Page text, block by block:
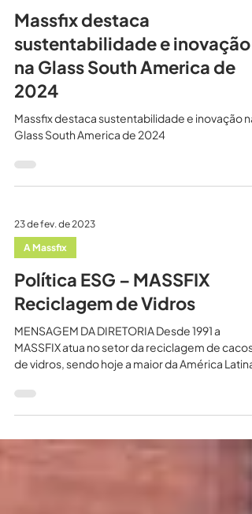
Projetos
Massfix destaca
sustentabilidade e inovação
na Glass South America de
2024
Glass South America de 2024
23 de fev. de 2023
A Massfix
Política ESG – MASSFIX
Reciclagem de Vidros
MENSAGEM DA DIRETORIA Desde 1991 a
de vidros, sendo hoje a maior da América Latina
no...